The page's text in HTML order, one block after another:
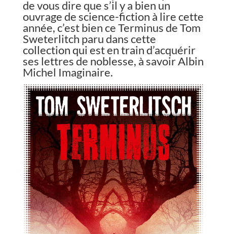
de vous dire que s’il y a bien un
ouvrage de science-fiction à lire cette
année, c’est bien ce Terminus de Tom
Sweterlitch paru dans cette
collection qui est en train d’acquérir
ses lettres de noblesse, à savoir Albin
Michel Imaginaire.